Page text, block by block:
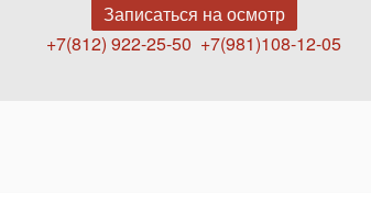
Записаться на осмотр
+7(812) 922-25-50 +7(981)108-12-05